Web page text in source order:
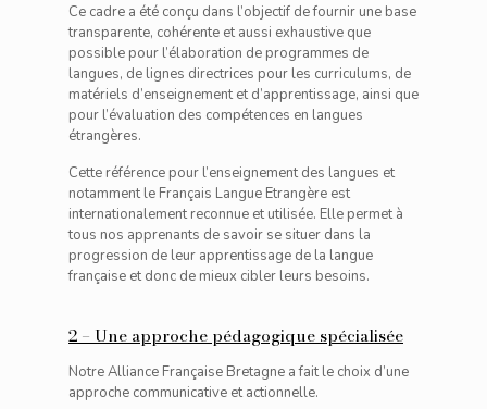
Ce cadre a été conçu dans l’objectif de fournir une base
transparente, cohérente et aussi exhaustive que
possible pour l’élaboration de programmes de
langues, de lignes directrices pour les curriculums, de
matériels d’enseignement et d’apprentissage, ainsi que
pour l’évaluation des compétences en langues
étrangères.
Cette référence pour l’enseignement des langues et
notamment le Français Langue Etrangère est
internationalement reconnue et utilisée. Elle permet à
tous nos apprenants de savoir se situer dans la
progression de leur apprentissage de la langue
française et donc de mieux cibler leurs besoins.
2 – Une approche pédagogique spécialisée
Notre Alliance Française Bretagne a fait le choix d’une
approche communicative et actionnelle.